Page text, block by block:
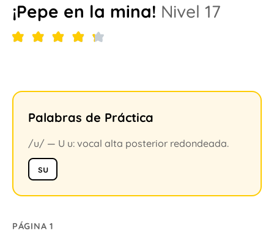
¡Pepe en la mina! Nivel 17
Palabras de Práctica
/u/ — U u: vocal alta posterior redondeada.
su
PÁGINA 1